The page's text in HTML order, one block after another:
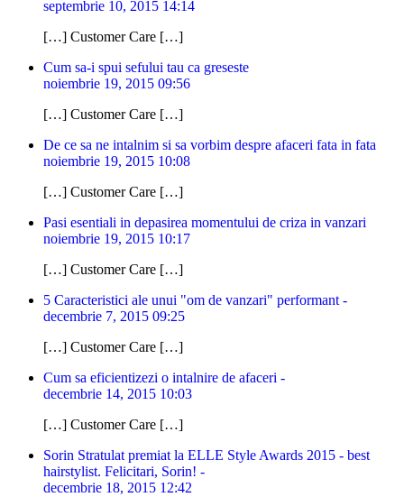
septembrie 10, 2015 14:14
[…] Customer Care […]
Cum sa-i spui sefului tau ca greseste
noiembrie 19, 2015 09:56
[…] Customer Care […]
De ce sa ne intalnim si sa vorbim despre afaceri fata in fata
noiembrie 19, 2015 10:08
[…] Customer Care […]
Pasi esentiali in depasirea momentului de criza in vanzari
noiembrie 19, 2015 10:17
[…] Customer Care […]
5 Caracteristici ale unui "om de vanzari" performant -
decembrie 7, 2015 09:25
[…] Customer Care […]
Cum sa eficientizezi o intalnire de afaceri -
decembrie 14, 2015 10:03
[…] Customer Care […]
Sorin Stratulat premiat la ELLE Style Awards 2015 - best
hairstylist. Felicitari, Sorin! -
decembrie 18, 2015 12:42